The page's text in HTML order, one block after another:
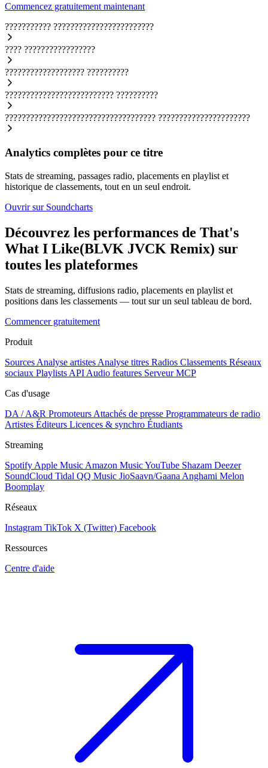
Commencez gratuitement maintenant
??????????? ????????????????????????
???? ?????????????????
??????????????????? ??????????
?????????????????????????? ??????????
???????????????????????????????????? ??????????????????????
Analytics complètes pour ce titre
Stats de streaming, passages radio, placements en playlist et
historique de classements, tout en un seul endroit.
Ouvrir sur Soundcharts
Découvrez les performances de That's
What I Like(BLVK JVCK Remix) sur
toutes les plateformes
Stats de streaming, diffusions radio, placements en playlist et
positions dans les classements — tout sur un seul tableau de bord.
Commencer gratuitement
Produit
Sources Analyse artistes Analyse titres Radios Classements Réseaux
sociaux Playlists API Audio features Serveur MCP
Cas d'usage
DA / A&R Promoteurs Attachés de presse Programmateurs de radio
Artistes Éditeurs Licences & synchro Étudiants
Streaming
Spotify Apple Music Amazon MusicYouTube Shazam Deezer
SoundCloud Tidal QQ Music JioSaavn/Gaana Anghami Melon
Boomplay
Réseaux
Instagram TikTok X (Twitter) Facebook
Ressources
Centre d'aide